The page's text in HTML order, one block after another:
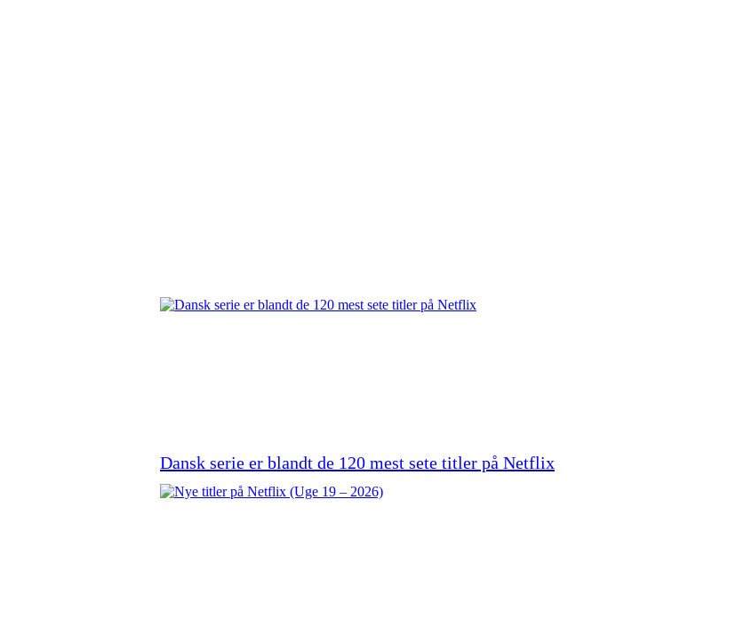
Dansk serie er blandt de 120 mest sete titler på Netflix